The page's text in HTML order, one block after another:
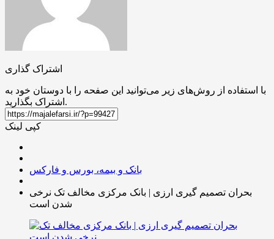
اشتراک گذاری
با استفاده از روش‌های زیر می‌توانید این صفحه را با دوستان خود به
اشتراک بگذارید.
کپی لینک
بانک و بیمه، بورس و فارکس
بحران تصمیم‌ گیری ارزی | بانک مرکزی مخالف تک نرخی
شدن است